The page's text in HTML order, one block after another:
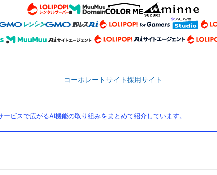
コーポレートサイト採用サイト
ビスで広がるAI機能の取り組みをまとめて紹介しています。